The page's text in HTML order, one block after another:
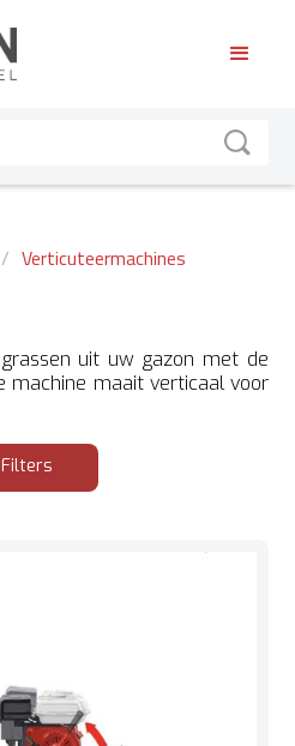
/ Verticuteermachines
uit uw gazon met de
machine maait verticaal voor
Filters